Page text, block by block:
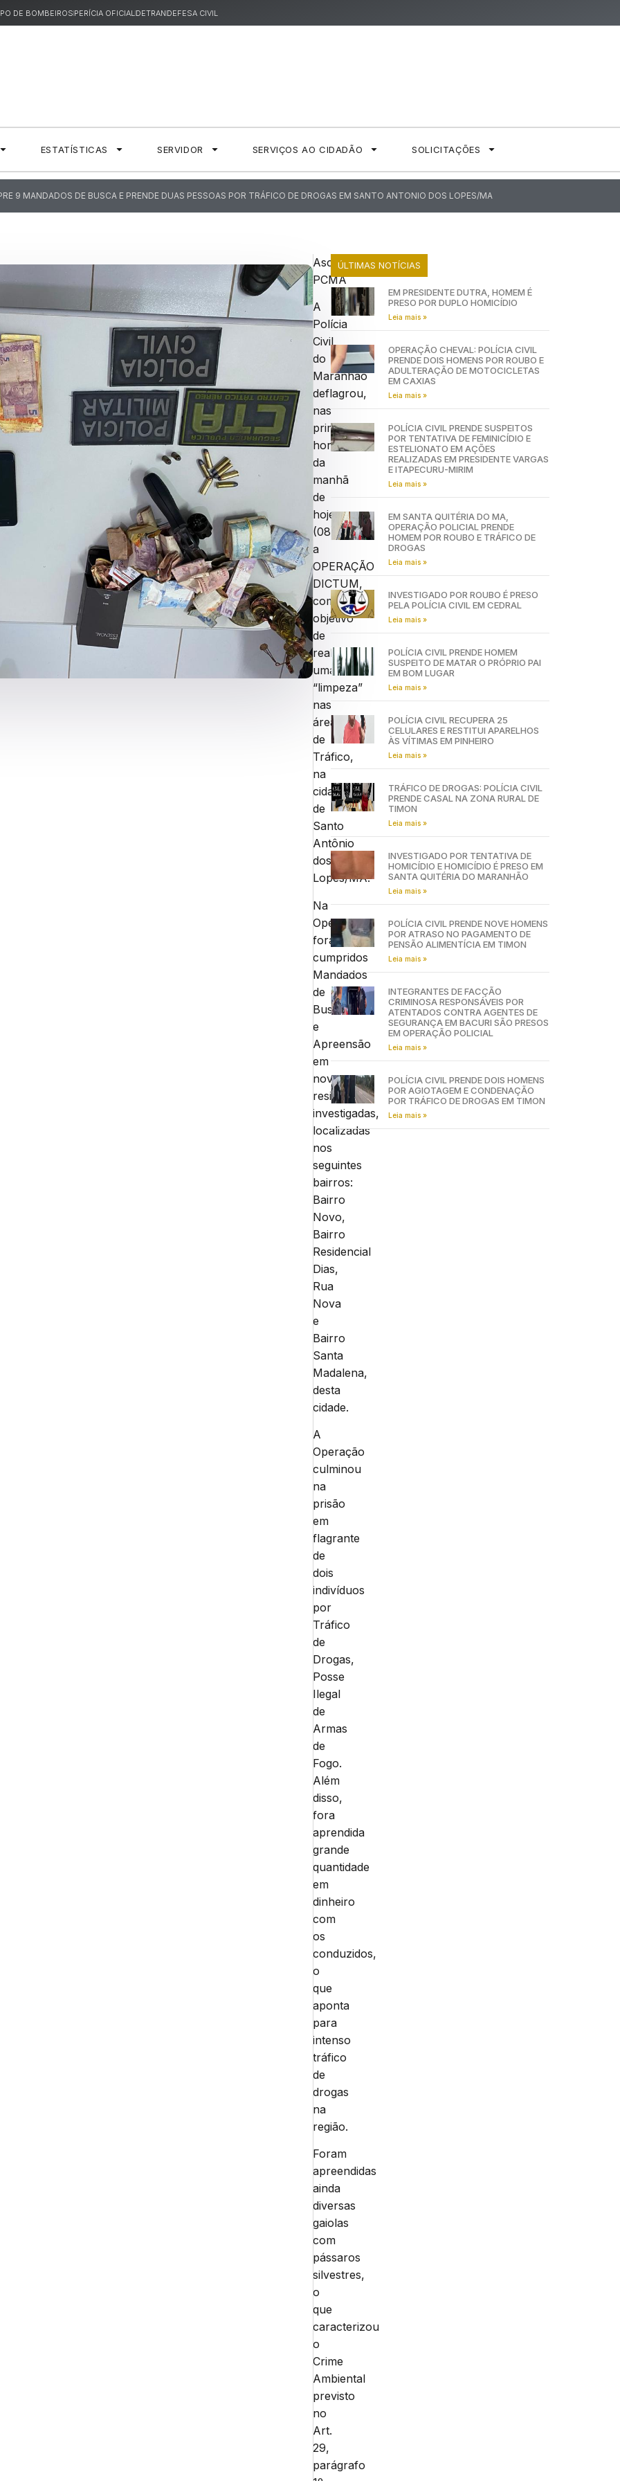
DE BOMBEIROSPERÍCIA OFICIALDETRANDEFESA CIVIL
ESTATÍSTICAS SERVIDOR SERVIÇOS AO CIDADÃO SOLICITAÇÕES
9 MANDADOS DE BUSCA E PRENDE DUAS PESSOAS POR TRÁFICO DE DROGAS EM SANTO ANTONIO DOS LOPES/MA
Ascom
PCMA
A
Polícia
Civil
do
Maranhão
deflagrou,
nas
primeiras
horas
da
manhã
de
hoje
(08),
a
OPERAÇÃO
DICTUM,
com
objetivo
de
realizar
uma
“limpeza”
nas
áreas
de
Tráfico,
na
cidade
de
Santo
Antônio
dos
Lopes/MA.
Na
Operação,
foram
cumpridos
Mandados
de
Busca
e
Apreensão
em
nove
residências
investigadas,
localizadas
nos
seguintes
bairros:
Bairro
Novo,
Bairro
Residencial
Dias,
Rua
Nova
e
Bairro
Santa
Madalena,
desta
cidade.
A
Operação
culminou
na
prisão
em
flagrante
de
dois
indivíduos
por
Tráfico
de
Drogas,
Posse
Ilegal
de
Armas
de
Fogo.
Além
disso,
fora
aprendida
grande
quantidade
em
dinheiro
com
os
conduzidos,
o
que
aponta
para
intenso
tráfico
de
drogas
na
região.
Foram
apreendidas
ainda
diversas
gaiolas
com
pássaros
silvestres,
o
que
caracterizou
o
Crime
Ambiental
previsto
no
Art.
29,
parágrafo
ÚLTIMAS NOTÍCIAS
EM PRESIDENTE DUTRA, HOMEM É
PRESO POR DUPLO HOMICÍDIO
Leia mais »
OPERAÇÃO CHEVAL: POLÍCIA CIVIL
PRENDE DOIS HOMENS POR ROUBO E
ADULTERAÇÃO DE MOTOCICLETAS
EM CAXIAS
Leia mais »
POLÍCIA CIVIL PRENDE SUSPEITOS
POR TENTATIVA DE FEMINICÍDIO E
ESTELIONATO EM AÇÕES
REALIZADAS EM PRESIDENTE VARGAS
E ITAPECURU-MIRIM
Leia mais »
EM SANTA QUITÉRIA DO MA,
OPERAÇÃO POLICIAL PRENDE
HOMEM POR ROUBO E TRÁFICO DE
DROGAS
Leia mais »
INVESTIGADO POR ROUBO É PRESO
PELA POLÍCIA CIVIL EM CEDRAL
Leia mais »
POLÍCIA CIVIL PRENDE HOMEM
SUSPEITO DE MATAR O PRÓPRIO PAI
EM BOM LUGAR
Leia mais »
POLÍCIA CIVIL RECUPERA 25
CELULARES E RESTITUI APARELHOS
ÀS VÍTIMAS EM PINHEIRO
Leia mais »
TRÁFICO DE DROGAS: POLÍCIA CIVIL
PRENDE CASAL NA ZONA RURAL DE
TIMON
Leia mais »
INVESTIGADO POR TENTATIVA DE
HOMICÍDIO E HOMICÍDIO É PRESO EM
SANTA QUITÉRIA DO MARANHÃO
Leia mais »
POLÍCIA CIVIL PRENDE NOVE HOMENS
POR ATRASO NO PAGAMENTO DE
PENSÃO ALIMENTÍCIA EM TIMON
Leia mais »
INTEGRANTES DE FACÇÃO
CRIMINOSA RESPONSÁVEIS POR
ATENTADOS CONTRA AGENTES DE
SEGURANÇA EM BACURI SÃO PRESOS
EM OPERAÇÃO POLICIAL
Leia mais »
POLÍCIA CIVIL PRENDE DOIS HOMENS
POR AGIOTAGEM E CONDENAÇÃO
POR TRÁFICO DE DROGAS EM TIMON
Leia mais »